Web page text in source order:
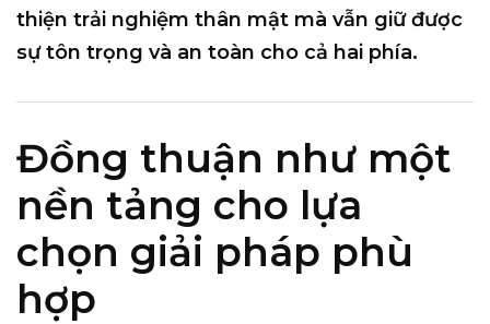
thiện trải nghiệm thân mật mà vẫn giữ được
sự tôn trọng và an toàn cho cả hai phía.
Đồng thuận như một
nền tảng cho lựa
chọn giải pháp phù
hợp